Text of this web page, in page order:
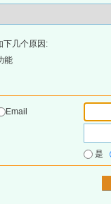
下几个原因:
能
Email
是